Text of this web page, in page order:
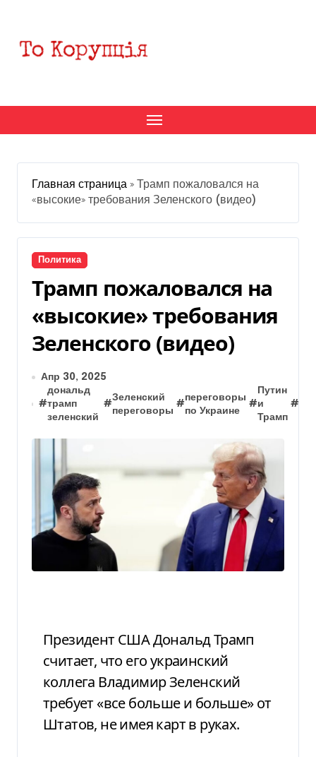
содержанию
Главная страница » Трамп пожаловался на
«высокие» требования Зеленского (видео)
Политика
Трамп пожаловался на
«высокие» требования
Зеленского (видео)
Апр 30, 2025
#
дональд
трамп
зеленский
#
Зеленский
переговоры
#
переговоры
по Украине
#
Путин
и
Трамп
#
Президент США Дональд Трамп
считает, что его украинский
коллега Владимир Зеленский
требует «все больше и больше» от
Штатов, не имея карт в руках.